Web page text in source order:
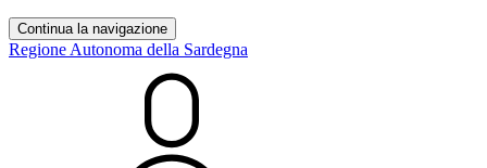
Continua la navigazione
Regione Autonoma della Sardegna